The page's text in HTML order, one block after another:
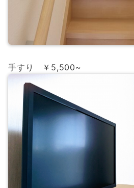
手すり ￥5,500~